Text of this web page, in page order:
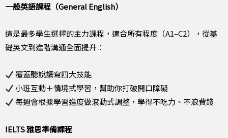
一般英語課程（General English）
這是最多學生選擇的主力課程，適合所有程度（A1–C2），從基
礎英文到進階溝通全面提升：
覆蓋聽說讀寫四大技能
小班互動＋情境式學習，幫助你打破開口障礙
每週會根據學習進度做滾動式調整，學得不吃力、不浪費錢
IELTS 雅思準備課程